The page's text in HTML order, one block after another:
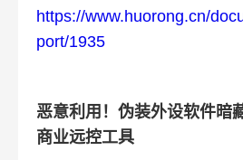
https://www.huorong.cn/
port/1935
恶意利用！伪装外设软件暗
商业远控工具